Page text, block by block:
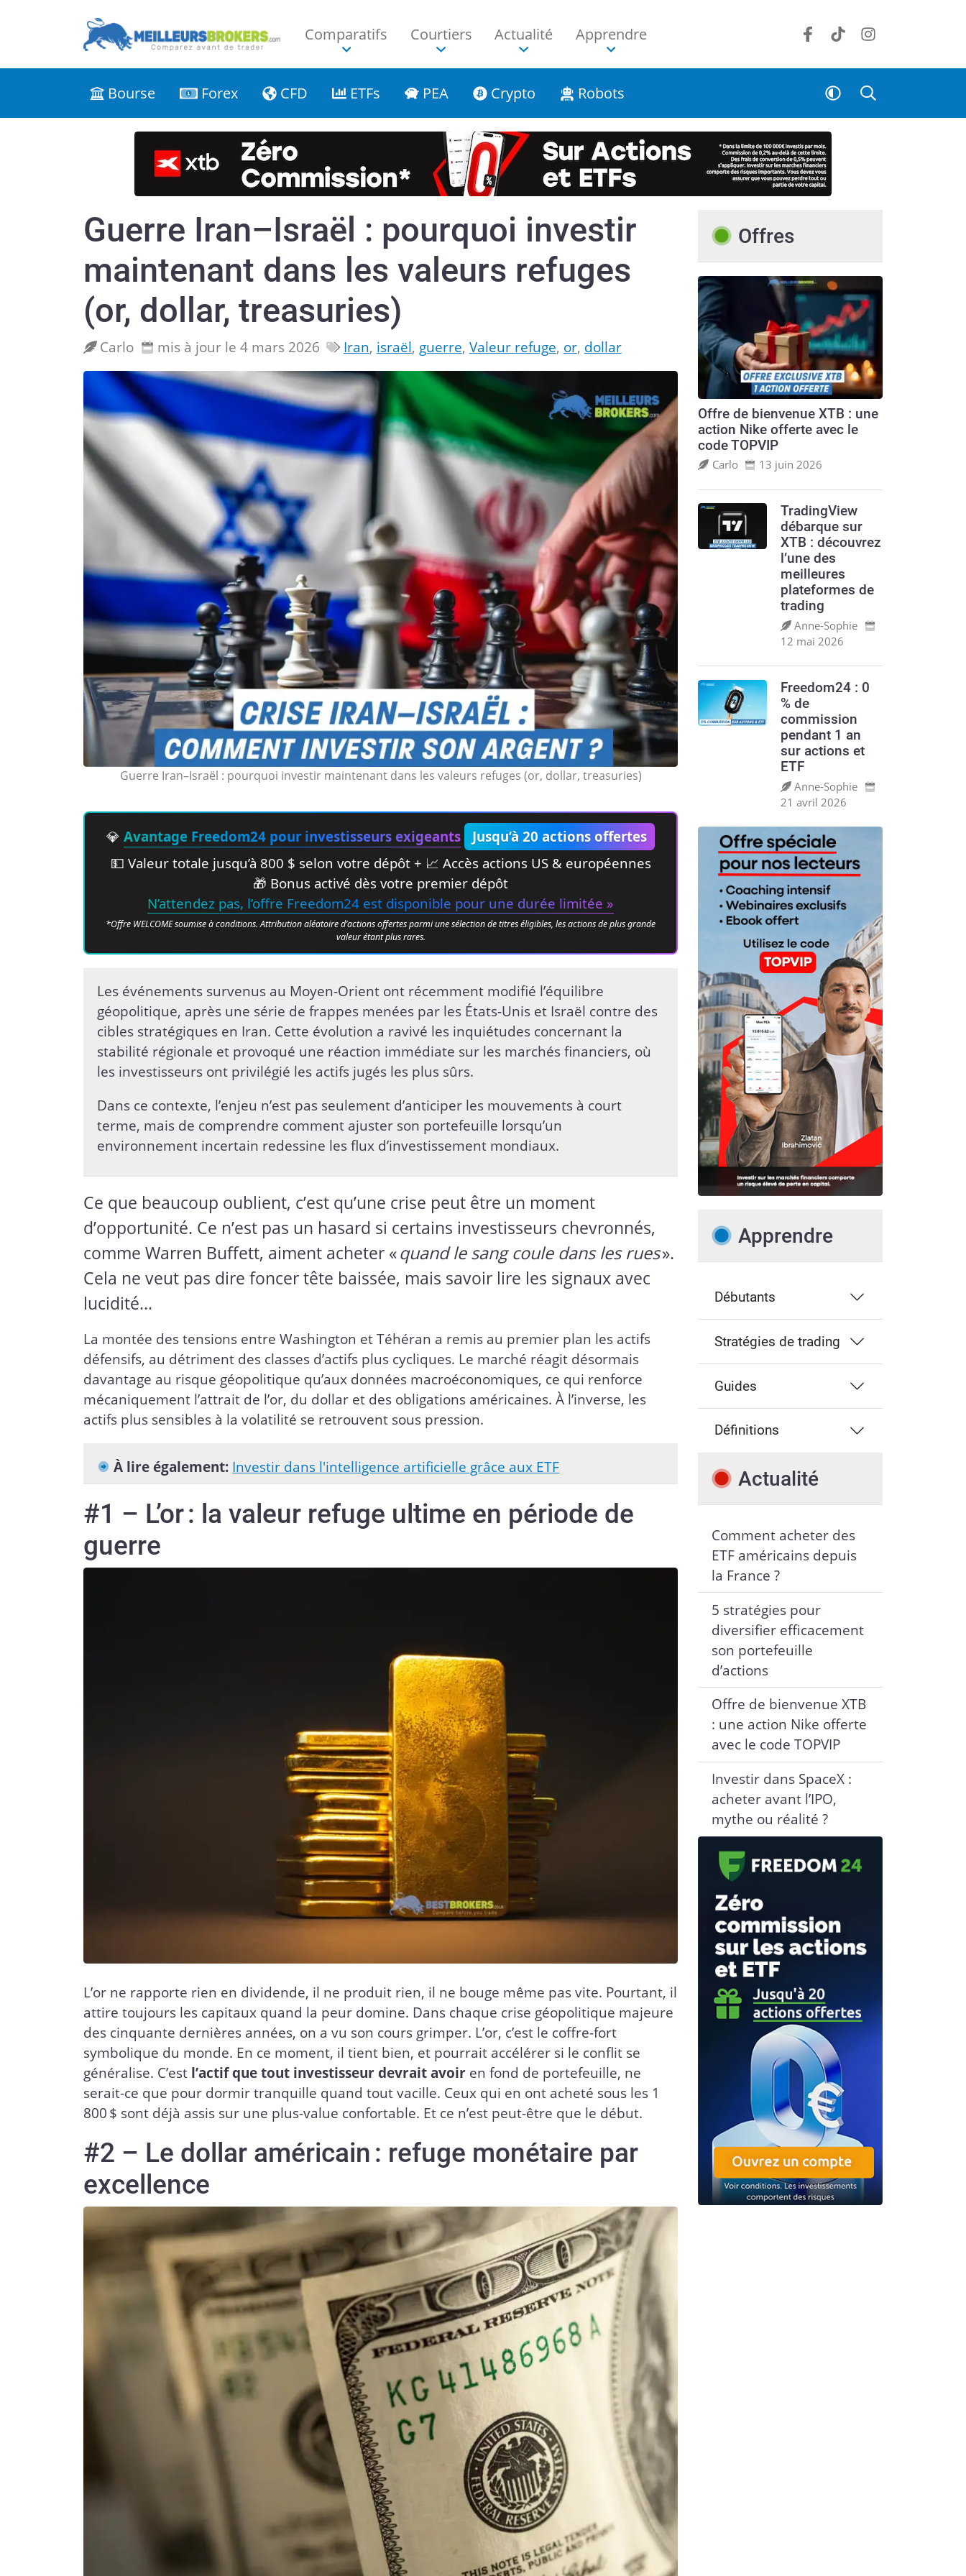
Comparatifs Courtiers Actualité Apprendre
Bourse Forex CFD ETFs PEA Crypto Robots
Guerre Iran–Israël : pourquoi investir
maintenant dans les valeurs refuges
(or, dollar, treasuries)
Carlo mis à jour le 4 mars 2026 Iran, israël, guerre, Valeur refuge, or, dollar
Guerre Iran–Israël : pourquoi investir maintenant dans les valeurs refuges (or, dollar, treasuries)
💎 Avantage Freedom24 pour investisseurs exigeants
Jusqu’à 20 actions offertes
💵 Valeur totale jusqu’à 800 $ selon votre dépôt + 📈 Accès actions US & européennes
🎁 Bonus activé dès votre premier dépôt
N’attendez pas, l’offre Freedom24 est disponible pour une durée limitée »
*Offre WELCOME soumise à conditions. Attribution aléatoire d’actions offertes parmi une sélection de titres éligibles, les actions de plus grande
valeur étant plus rares.
Les événements survenus au Moyen-Orient ont récemment modifié l’équilibre
géopolitique, après une série de frappes menées par les États-Unis et Israël contre des
cibles stratégiques en Iran. Cette évolution a ravivé les inquiétudes concernant la
stabilité régionale et provoqué une réaction immédiate sur les marchés financiers, où
les investisseurs ont privilégié les actifs jugés les plus sûrs.
Dans ce contexte, l’enjeu n’est pas seulement d’anticiper les mouvements à court
terme, mais de comprendre comment ajuster son portefeuille lorsqu’un
environnement incertain redessine les flux d’investissement mondiaux.
Ce que beaucoup oublient, c’est qu’une crise peut être un moment
d’opportunité. Ce n’est pas un hasard si certains investisseurs chevronnés,
comme Warren Buffett, aiment acheter «quand le sang coule dans les rues».
Cela ne veut pas dire foncer tête baissée, mais savoir lire les signaux avec
lucidité...
La montée des tensions entre Washington et Téhéran a remis au premier plan les actifs
défensifs, au détriment des classes d’actifs plus cycliques. Le marché réagit désormais
davantage au risque géopolitique qu’aux données macroéconomiques, ce qui renforce
mécaniquement l’attrait de l’or, du dollar et des obligations américaines. À l’inverse, les
actifs plus sensibles à la volatilité se retrouvent sous pression.
À lire également: Investir dans l'intelligence artificielle grâce aux ETF
#1 – L’or : la valeur refuge ultime en période de
guerre
L’or ne rapporte rien en dividende, il ne produit rien, il ne bouge même pas vite. Pourtant, il
attire toujours les capitaux quand la peur domine. Dans chaque crise géopolitique majeure
des cinquante dernières années, on a vu son cours grimper. L’or, c’est le coffre-fort
symbolique du monde. En ce moment, il tient bien, et pourrait accélérer si le conflit se
généralise. C’est l’actif que tout investisseur devrait avoir en fond de portefeuille, ne
serait-ce que pour dormir tranquille quand tout vacille. Ceux qui en ont acheté sous les 1
800 $ sont déjà assis sur une plus-value confortable. Et ce n’est peut-être que le début.
#2 – Le dollar américain : refuge monétaire par
excellence
Offres
Offre de bienvenue XTB : une
action Nike offerte avec le
code TOPVIP
Carlo 13 juin 2026
TradingView
débarque sur
XTB : découvrez
l’une des
meilleures
plateformes de
trading
Anne‑Sophie
12 mai 2026
Freedom24 : 0
% de
commission
pendant 1 an
sur actions et
ETF
Anne‑Sophie
21 avril 2026
Apprendre
Débutants
Stratégies de trading
Guides
Définitions
Actualité
Comment acheter des
ETF américains depuis
la France ?
5 stratégies pour
diversifier efficacement
son portefeuille
d’actions
Offre de bienvenue XTB
: une action Nike offerte
avec le code TOPVIP
Investir dans SpaceX :
acheter avant l’IPO,
mythe ou réalité ?